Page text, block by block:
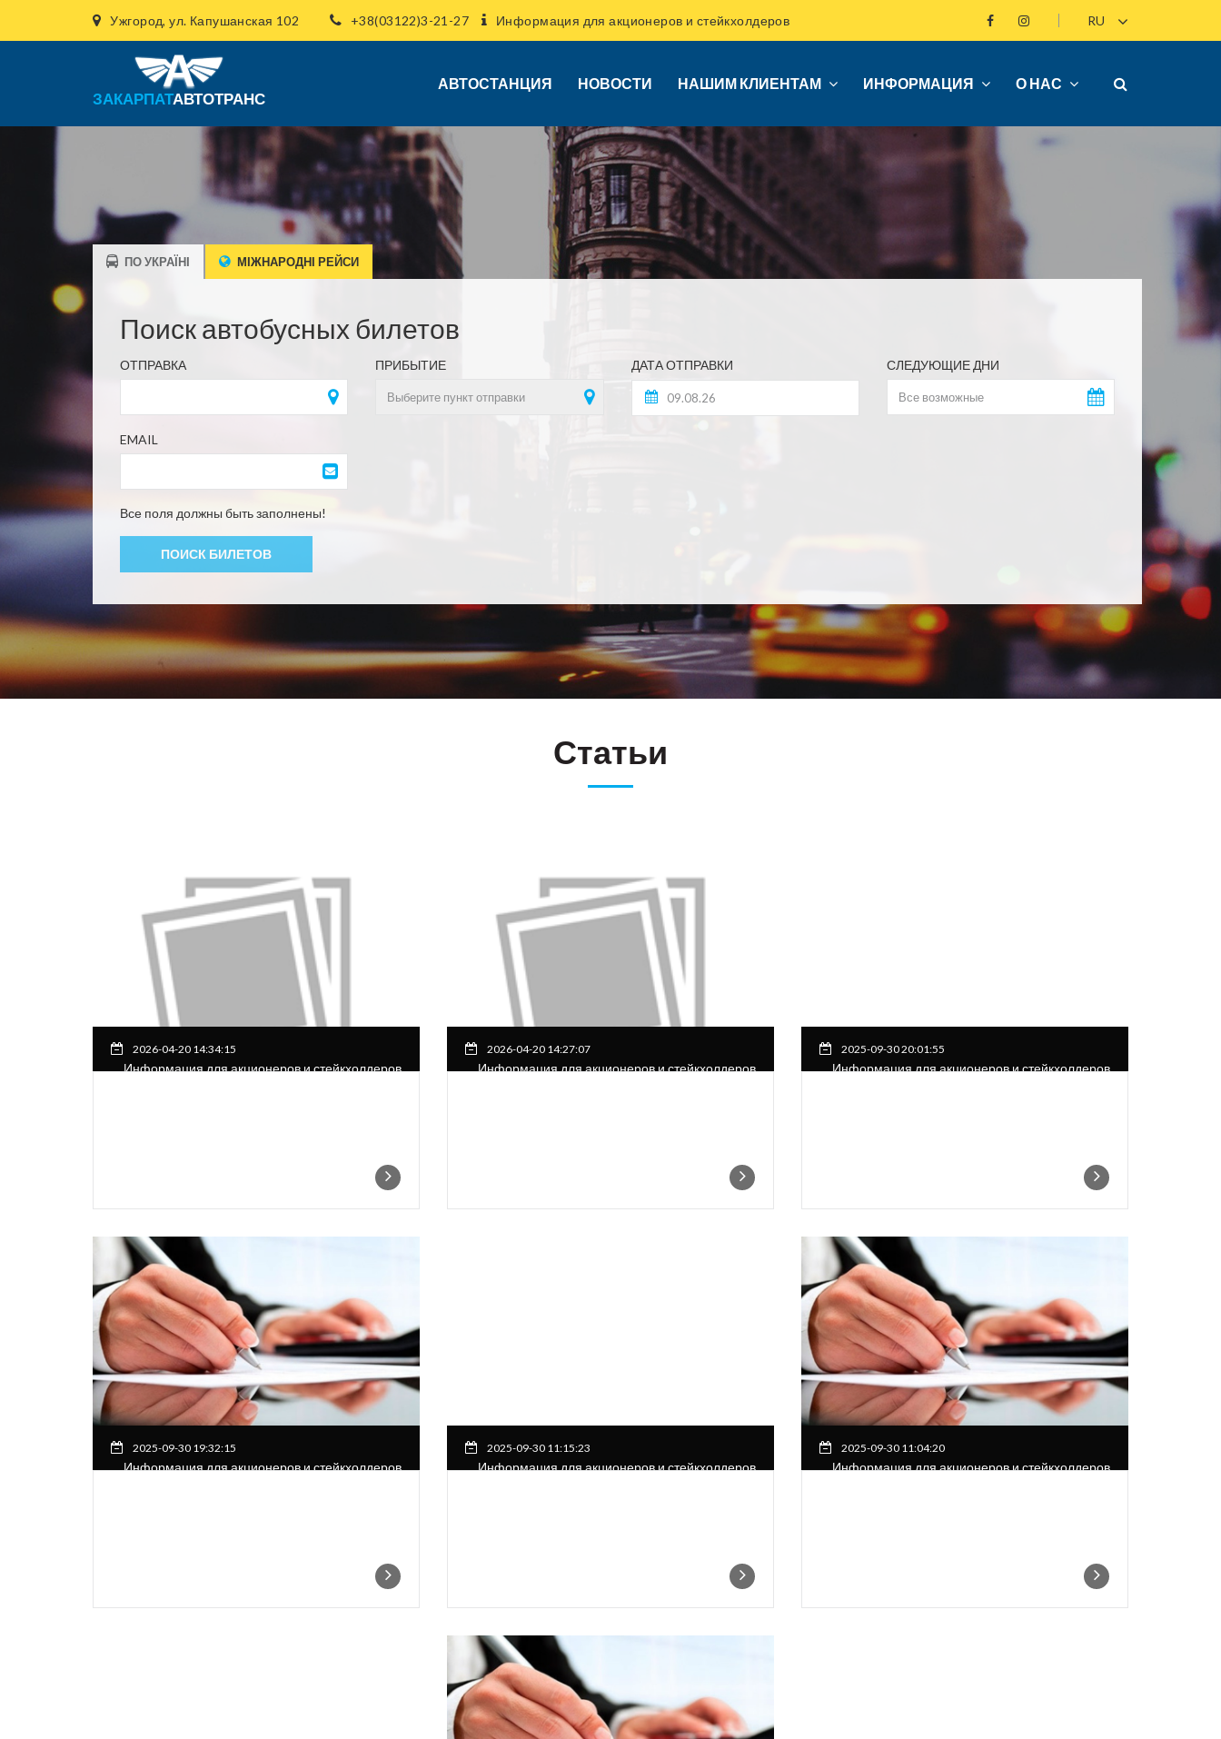
Ужгород, ул. Капушанская 102 +38(03122)3-21-27 Информация для акционеров и стейкхолдеров
ЗАКАРПАТАВТОТРАНС
АВТОСТАНЦИЯ НОВОСТИ НАШИМ КЛИЕНТАМ ИНФОРМАЦИЯ О НАС
ПО УКРАЇНІ МІЖНАРОДНІ РЕЙСИ
Поиск автобусных билетов
ОТПРАВКА ПРИБЫТИЕ ДАТА ОТПРАВКИ СЛЕДУЮЩИЕ ДНИ
EMAIL
Все поля должны быть заполнены!
ПОИСК БИЛЕТОВ
Статьи
2026-04-20 14:34:15
Информация для акционеров и стейкхолдеров
2026-04-20 14:27:07
Информация для акционеров и стейкхолдеров
2025-09-30 20:01:55
Информация для акционеров и стейкхолдеров
2025-09-30 19:32:15
Информация для акционеров и стейкхолдеров
2025-09-30 11:15:23
Информация для акционеров и стейкхолдеров
2025-09-30 11:04:20
Информация для акционеров и стейкхолдеров